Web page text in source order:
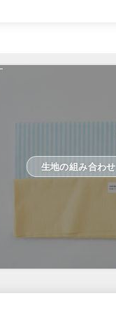
生地の組み合わせ